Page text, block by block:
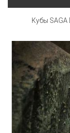
Кубы SAGA